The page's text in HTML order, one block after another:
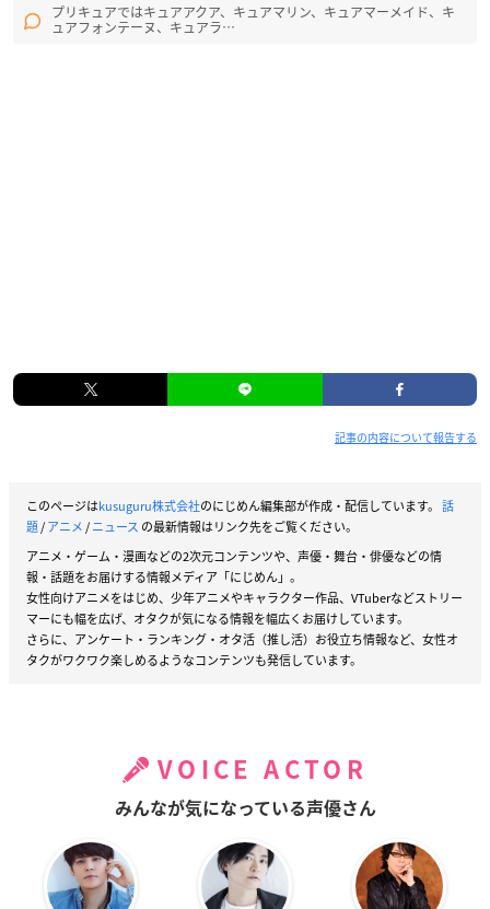
プリキュアではキュアアクア、キュアマリン、キュアマーメイド、キ
ュアフォンテーヌ、キュアラ…
記事の内容について報告する
このページはkusuguru株式会社のにじめん編集部が作成・配信しています。 話
題/アニメ/ニュース の最新情報はリンク先をご覧ください。
アニメ・ゲーム・漫画などの2次元コンテンツや、声優・舞台・俳優などの情
報・話題をお届けする情報メディア「にじめん」。
女性向けアニメをはじめ、少年アニメやキャラクター作品、VTuberなどストリー
マーにも幅を広げ、オタクが気になる情報を幅広くお届けしています。
さらに、アンケート・ランキング・オタ活（推し活）お役立ち情報など、女性オ
タクがワクワク楽しめるようなコンテンツも発信しています。
VOICE ACTOR
みんなが気になっている声優さん